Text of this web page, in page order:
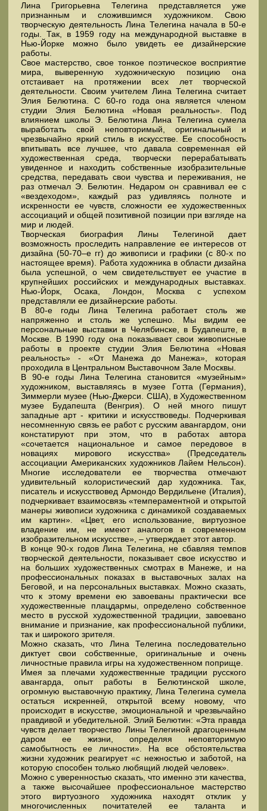
Лина Григорьевна Телегина представляется уже
признанным и сложившимся художником. Свою
творческую деятельность Лина Телегина начала в 50-е
годы. Так, в 1959 году на международной выставке в
Нью-Йорке можно было увидеть ее дизайнерские
работы.
Свое мастерство, свое тонкое поэтическое восприятие
мира, выверенную художническую позицию она
отстаивает на протяжении всех лет творческой
деятельности. Своим учителем Лина Телегина считает
Элия Белютина. С 60-го года она является членом
студии Элия Белютина «Новая реальность». Под
влиянием школы Э. Белютина Лина Телегина сумела
выработать свой неповторимый, оригинальный и
чрезвычайно яркий стиль в искусстве. Ее способность
впитывать все лучшее, что давала современная ей
художественная среда, творчески перерабатывать
увиденное и находить собственные изобразительные
средства, передавать свои чувства и переживания, не
раз отмечал Э. Белютин. Недаром он сравнивал ее с
«вездеходом», каждый раз удивляясь полноте и
искренности ее чувств, сложности ее художественных
ассоциаций и общей позитивной позиции при взгляде на
мир и людей.
Творческая биография Лины Телегиной дает
возможность проследить направление ее интересов от
дизайна (50-70–е гг) до живописи и графики (с 80-х по
настоящее время). Работа художника в области дизайна
была успешной, о чем свидетельствует ее участие в
крупнейших российских и международных выставках.
Нью-Йорк, Осака, Лондон, Москва с успехом
представляли ее дизайнерские работы.
В 80-е годы Лина Телегина работает столь же
напряженно и столь же успешно. Мы видим ее
персональные выставки в Челябинске, в Будапеште, в
Москве. В 1990 году она показывает свои живописные
работы в проекте студии Элия Белютина «Новая
реальность» - «От Манежа до Манежа», которая
проходила в Центральном Выставочном Зале Москвы.
В 90-е годы Лина Телегина становится «музейным»
художником, выставляясь в музее Готта (Германия),
Зиммерли музее (Нью-Джерси. США), в Художественном
музее Будапешта (Венгрия). О ней много пишут
западные арт - критики и искусствоведы. Подчеркивая
несомненную связь ее работ с русским авангардом, они
констатируют при этом, что в работах автора
«сочетается национальное и самое передовое в
новациях мирового искусства» (Председатель
ассоциации Американских художников Лайем Нельсон).
Многие исследователи ее творчества отмечают
удивительный колористический дар художника. Так,
писатель и искусствовед Армондо Вердильене (Италия),
подчеркивает взаимосвязь «темпераментной и открытой
манеры живописи художника с динамикой создаваемых
им картин». «Цвет, его использование, виртуозное
владение им, не имеют аналогов в современном
изобразительном искусстве», – утверждает этот автор.
В конце 90-х годов Лина Телегина, не сбавляя темпов
творческой деятельности, показывает свое искусство и
на больших художественных смотрах в Манеже, и на
профессиональных показах в выставочных залах на
Беговой, и на персональных выставках. Можно сказать,
что к этому времени ею завоеваны практически все
художественные плацдармы, определено собственное
место в русской художественной традиции, завоевано
внимание и признание, как профессиональной публики,
так и широкого зрителя.
Можно сказать, что Лина Телегина последовательно
диктует свои собственные, оригинальные и очень
личностные правила игры на художественном поприще.
Имея за плечами художественные традиции русского
авангарда, опыт работы в Белютинской школе,
огромную выставочную практику, Лина Телегина сумела
остаться искренней, открытой всему новому, что
происходит в искусстве, эмоциональной и чрезвычайно
правдивой и убедительной. Элий Белютин: «Эта правда
чувств делает творчество Лины Телегиной драгоценным
даром ее жизни, определяя неповторимую
самобытность ее личности». На все обстоятельства
жизни художник реагирует «с нежностью и заботой, на
которую способен только любящий людей человек».
Можно с уверенностью сказать, что именно эти качества,
а также высочайшее профессиональное мастерство
этого виртуозного художника находят отклик у
многочисленных почитателей ее таланта и